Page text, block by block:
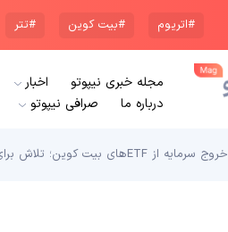
#اتریوم #بیت کوین #تتر
مجله خبری نیپوتو اخبار
درباره ما
صرافی نیپوتو
خروج سرمایه از ETFهای بیت کوین؛ تلاش برای حفظ سطح ۷۰ هزار دلار